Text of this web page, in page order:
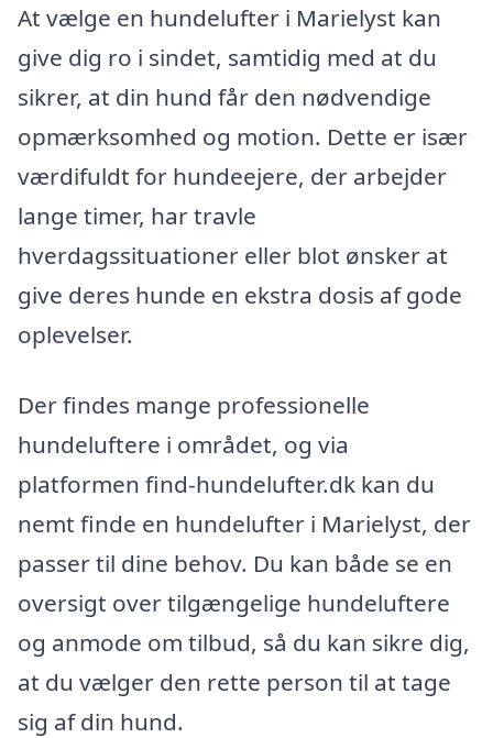
At vælge en hundelufter i Marielyst kan
give dig ro i sindet, samtidig med at du
sikrer, at din hund får den nødvendige
opmærksomhed og motion. Dette er især
værdifuldt for hundeejere, der arbejder
lange timer, har travle
hverdagssituationer eller blot ønsker at
give deres hunde en ekstra dosis af gode
oplevelser.
Der findes mange professionelle
hundeluftere i området, og via
platformen find-hundelufter.dk kan du
nemt finde en hundelufter i Marielyst, der
passer til dine behov. Du kan både se en
oversigt over tilgængelige hundeluftere
og anmode om tilbud, så du kan sikre dig,
at du vælger den rette person til at tage
sig af din hund.